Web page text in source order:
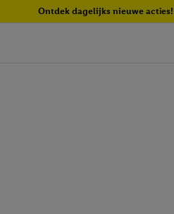
Ontdek dagelijks nieuwe